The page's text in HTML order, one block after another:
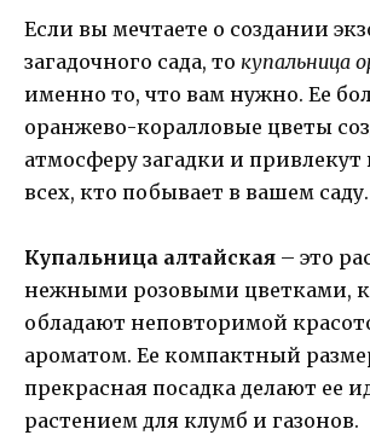
Если вы мечтаете о создании
загадочного сада, то купальница
именно то, что вам нужно. Ее
оранжево-коралловые цветы
атмосферу загадки и
всех, кто побывает в вашем саду.
Купальница алтайская – это
нежными розовыми цветками,
обладают неповторимой
ароматом. Ее компактный
прекрасная посадка делают ее
растением для клумб и газонов.